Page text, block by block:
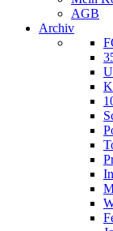
AGB
Archiv